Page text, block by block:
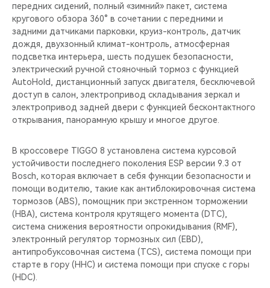
передних сидений, полный «зимний» пакет, система
кругового обзора 360° в сочетании с передними и
задними датчиками парковки, круиз-контроль, датчик
дождя, двухзонный климат-контроль, атмосферная
подсветка интерьера, шесть подушек безопасности,
электрический ручной стояночный тормоз с функцией
AutoHold, дистанционный запуск двигателя, бесключевой
доступ в салон, электропривод складывания зеркал и
электропривод задней двери с функцией бесконтактного
открывания, панорамную крышу и многое другое.
В кроссовере TIGGO 8 установлена система курсовой
устойчивости последнего поколения ESP версии 9.3 от
Bosch, которая включает в себя функции безопасности и
помощи водителю, такие как антиблокировочная система
тормозов (ABS), помощник при экстренном торможении
(HBA), система контроля крутящего момента (DTC),
система снижения вероятности опрокидывания (RMF),
электронный регулятор тормозных сил (EBD),
антипробуксовочная система (TCS), система помощи при
старте в гору (HHC) и система помощи при спуске с горы
(HDC).